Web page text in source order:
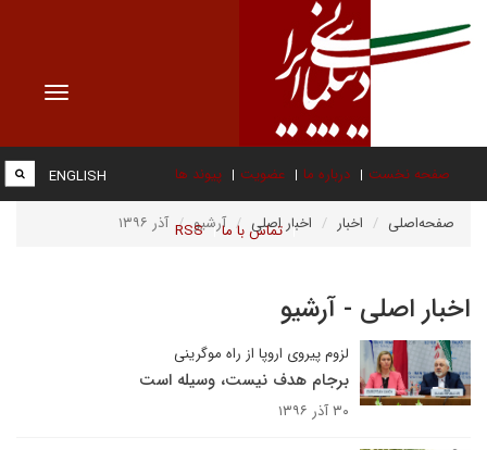
Toggle
صفحه نخست درباره ما عضویت پیوند ها
تماس با ما RSS
ENGLISH
صفحه‌اصلی اخبار اخبار اصلی آرشیو آذر ۱۳۹۶
اخبار اصلی - آرشیو
لزوم پیروی اروپا از راه موگرینی
برجام هدف نیست، وسیله است
۳۰ آذر ۱۳۹۶